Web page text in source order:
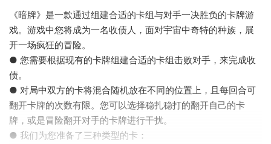
《暗牌》是一款通过组建合适的卡组与对手一决胜负的卡牌游
戏。游戏中您将成为一名收债人，面对宇宙中奇特的种族，展
开一场疯狂的冒险。
● 您需要根据现有的卡牌组建合适的卡组击败对手，来完成收
债。
● 对局中双方的卡将混合随机放在不同的位置上，且每回合可
翻开卡牌的次数有限。您可以选择稳扎稳打的翻开自己的卡
牌，或是冒险翻开对手的卡牌进行干扰。
● 我们为您准备了三种类型的卡：